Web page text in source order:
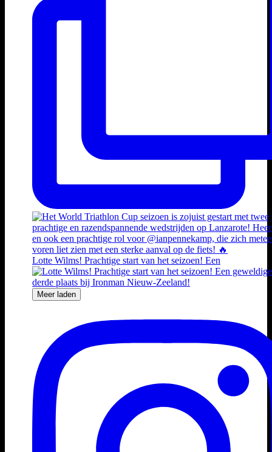
Lotte Wilms! Prachtige start van het seizoen! Een
Meer laden